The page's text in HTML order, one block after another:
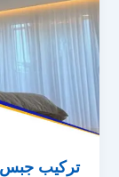
تركيب جبس